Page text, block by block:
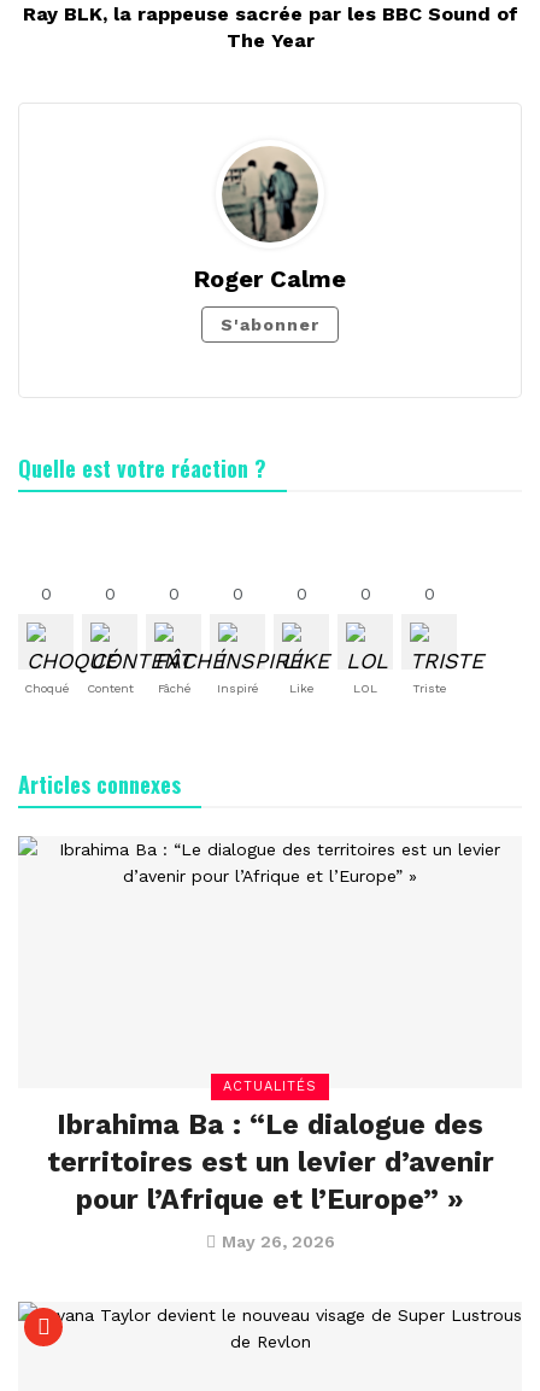
Ray BLK, la rappeuse sacrée par les BBC Sound of
The Year
Roger Calme
S'abonner
Quelle est votre réaction ?
0
Choqué
0
Content
0
Fâché
0
Inspiré
0
Like
0
LOL
0
Triste
Articles connexes
ACTUALITÉS
Ibrahima Ba : “Le dialogue des
territoires est un levier d’avenir
pour l’Afrique et l’Europe” »
May 26, 2026